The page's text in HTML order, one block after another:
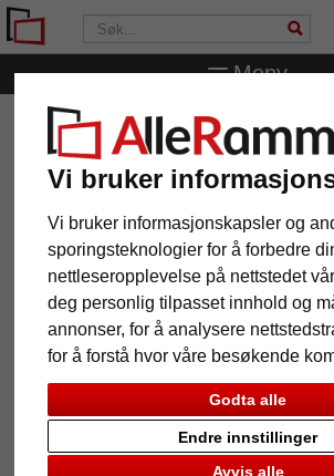
Vi bruker
Vi bruker informasjonskapsler og
sporingsteknologier for å forbedre
nettleseropplevelse på nettstedet
deg personlig tilpasset innhold og
annonser, for å analysere
for å forstå hvor våre besøkende
Godta alle
Avvis alle
Endre innstillinger
Meny
AlleRammer.no Rammestørrelser
Treramme gyngehest
Treramme gyngehest
Tilbake